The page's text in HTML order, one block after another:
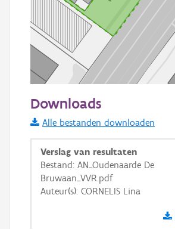
Informatie Vlaanderen
i
+ −
Downloads
Alle bestanden downloaden
Verslag van resultaten
Bestand: AN_Oudenaarde De
Bruwaan_VVR.pdf
Auteur(s): CORNELIS Lina